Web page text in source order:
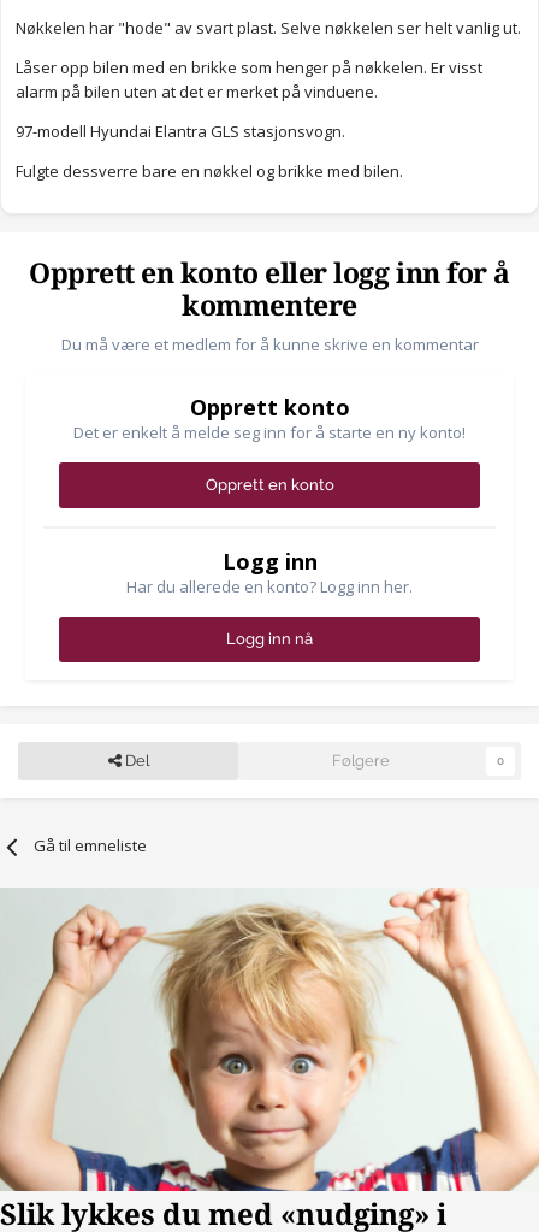
Nøkkelen har "hode" av svart plast. Selve nøkkelen ser helt vanlig ut.
Låser opp bilen med en brikke som henger på nøkkelen. Er visst
alarm på bilen uten at det er merket på vinduene.
97-modell Hyundai Elantra GLS stasjonsvogn.
Fulgte dessverre bare en nøkkel og brikke med bilen.
Opprett en konto eller logg inn for å
kommentere
Du må være et medlem for å kunne skrive en kommentar
Opprett konto
Det er enkelt å melde seg inn for å starte en ny konto!
Opprett en konto
Logg inn
Har du allerede en konto? Logg inn her.
Logg inn nå
Del Følgere 0
Gå til emneliste